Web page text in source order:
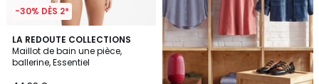
-30% DÈS 2*
LA REDOUTE COLLECTIONS
Maillot de bain une pièce,
ballerine, Essentiel
4
/
5